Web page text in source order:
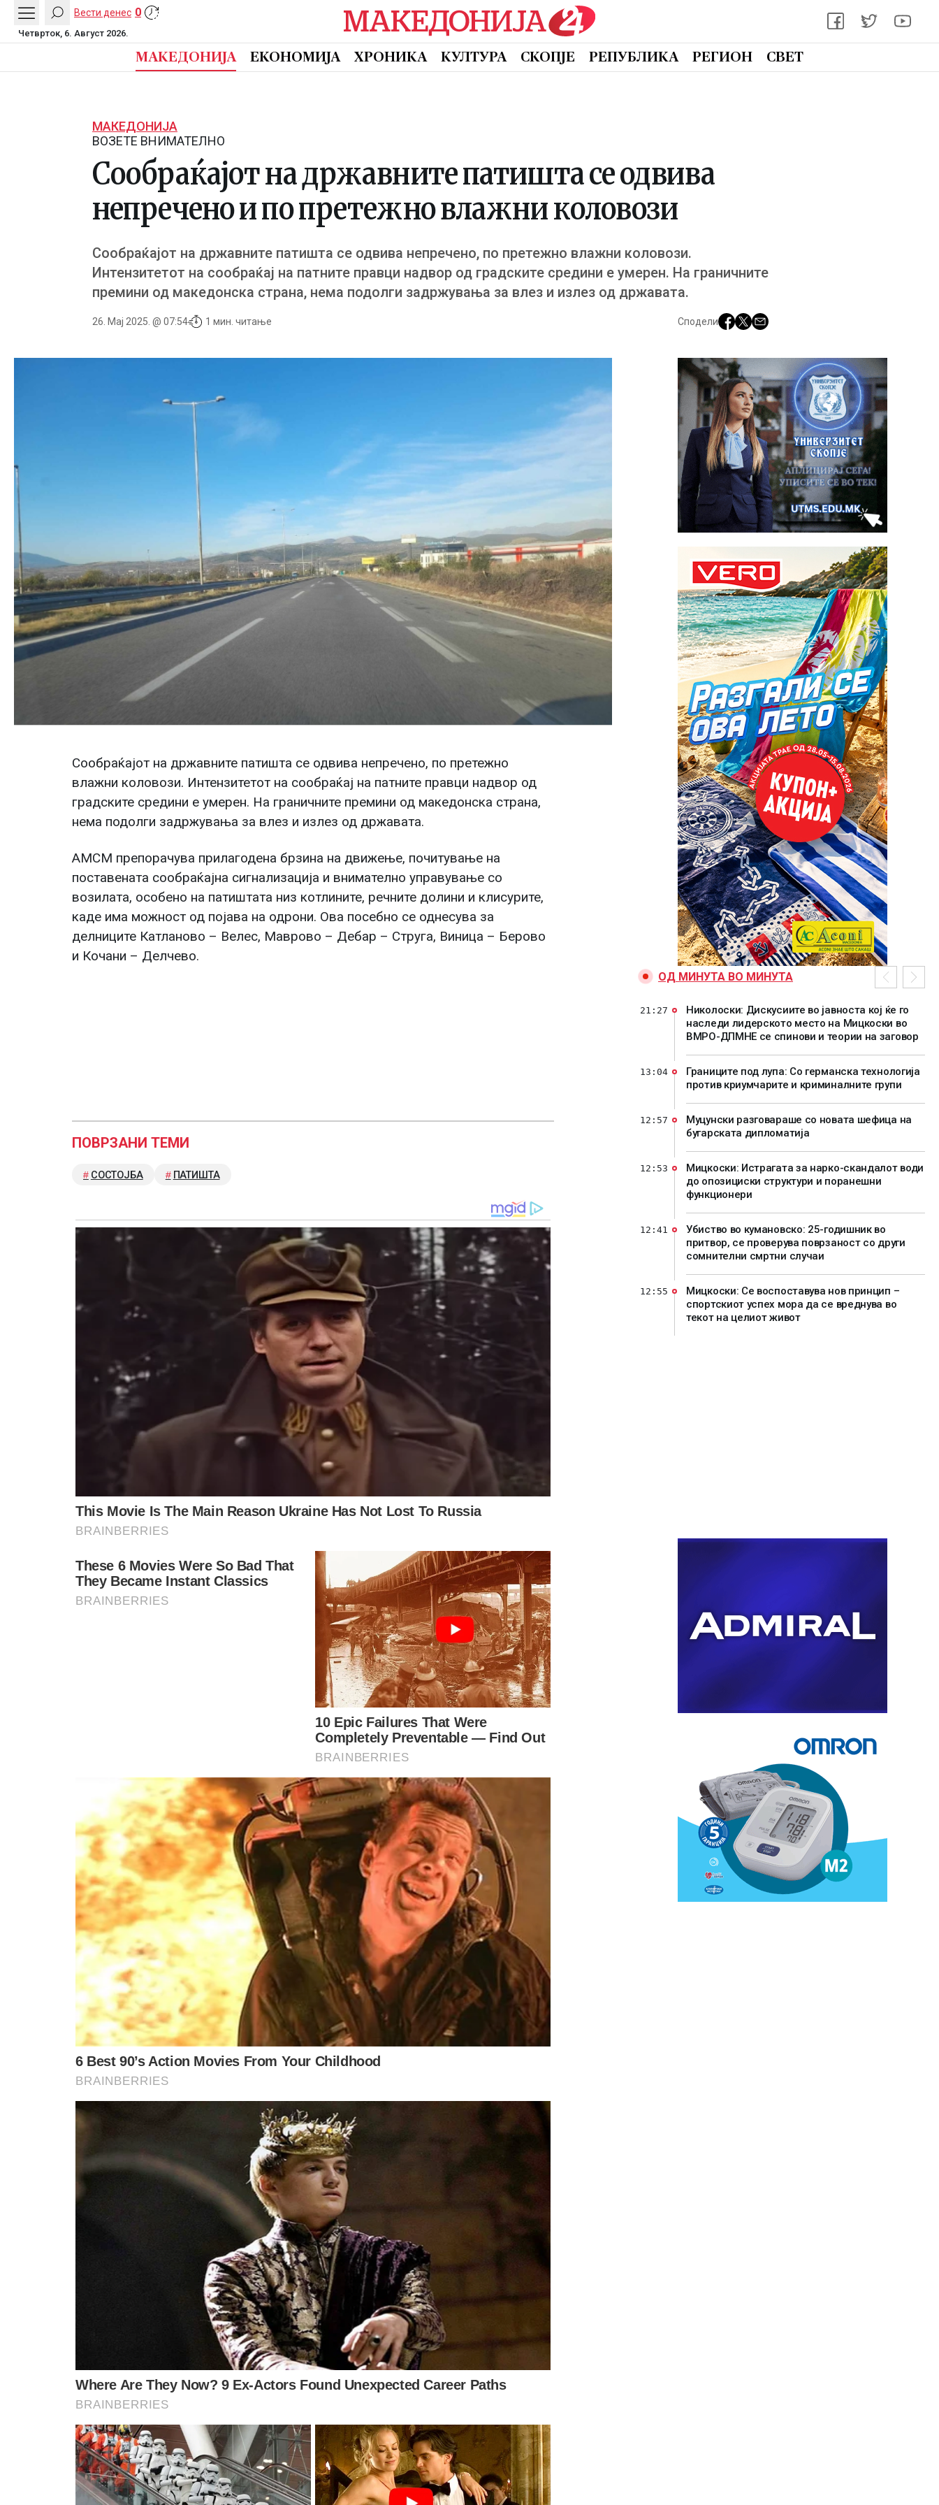
Вести денес 0
Четврток, 6. Август 2026.
МАКЕДОНИЈА ЕКОНОМИЈА ХРОНИКА КУЛТУРА СКОПЈЕ РЕПУБЛИКА РЕГИОН СВЕТ
МАКЕДОНИЈА
ВОЗЕТЕ ВНИМАТЕЛНО
Сообраќајот на државните патишта се одвива
непречено и по претежно влажни коловози
Сообраќајот на државните патишта се одвива непречено, по претежно влажни коловози.
Интензитетот на сообраќај на патните правци надвор од градските средини е умерен. На граничните
премини од македонска страна, нема подолги задржувања за влез и излез од државата.
26. Мај 2025. @ 07:54 1 мин. читање Сподели
Сообраќајот на државните патишта се одвива непречено, по претежно
влажни коловози. Интензитетот на сообраќај на патните правци надвор од
градските средини е умерен. На граничните премини од македонска страна,
нема подолги задржувања за влез и излез од државата.
АМСМ препорачува прилагодена брзина на движење, почитување на
поставената сообраќајна сигнализација и внимателно управување со
возилата, особено на патиштата низ котлините, речните долини и клисурите,
каде има можност од појава на одрони. Ова посебно се однесува за
делниците Катланово – Велес, Маврово – Дебар – Струга, Виница – Берово
и Кочани – Делчево.
ПОВРЗАНИ ТЕМИ
СОСТОЈБА ПАТИШТА
ОД МИНУТА ВО МИНУТА
Николоски: Дискусиите во јавноста кој ќе го
наследи лидерското место на Мицкоски во
ВМРО-ДПМНЕ се спинови и теории на заговор
21:27
Границите под лупа: Со германска технологија
против криумчарите и криминалните групи
13:04
Муцунски разговараше со новата шефица на
бугарската дипломатија
12:57
Мицкоски: Истрагата за нарко-скандалот води
до опозициски структури и поранешни
функционери
12:53
Убиство во кумановско: 25-годишник во
притвор, се проверува поврзаност со други
сомнителни смртни случаи
12:41
Мицкоски: Се воспоставува нов принцип –
спортскиот успех мора да се вреднува во
текот на целиот живот
12:55